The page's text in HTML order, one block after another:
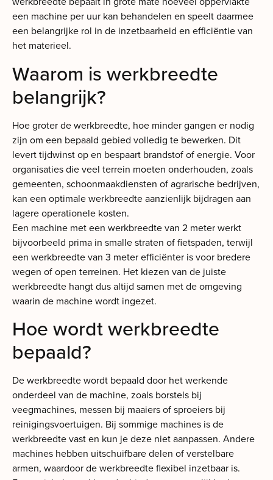
een machine per uur kan behandelen en speelt daarmee
een belangrijke rol in de inzetbaarheid en efficiëntie van
het materieel.
Waarom is werkbreedte
belangrijk?
Hoe groter de werkbreedte, hoe minder gangen er nodig
zijn om een bepaald gebied volledig te bewerken. Dit
levert tijdwinst op en bespaart brandstof of energie. Voor
organisaties die veel terrein moeten onderhouden, zoals
gemeenten, schoonmaakdiensten of agrarische bedrijven,
kan een optimale werkbreedte aanzienlijk bijdragen aan
lagere operationele kosten.
Een machine met een werkbreedte van 2 meter werkt
bijvoorbeeld prima in smalle straten of fietspaden, terwijl
een werkbreedte van 3 meter efficiënter is voor bredere
wegen of open terreinen. Het kiezen van de juiste
werkbreedte hangt dus altijd samen met de omgeving
waarin de machine wordt ingezet.
Hoe wordt werkbreedte
bepaald?
De werkbreedte wordt bepaald door het werkende
onderdeel van de machine, zoals borstels bij
veegmachines, messen bij maaiers of sproeiers bij
reinigingsvoertuigen. Bij sommige machines is de
werkbreedte vast en kun je deze niet aanpassen. Andere
machines hebben uitschuifbare delen of verstelbare
armen, waardoor de werkbreedte flexibel inzetbaar is.